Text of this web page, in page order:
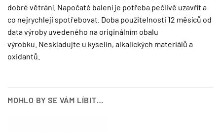
dobré větrání. Napočaté balení je potřeba pečlivě uzavřít a
co nejrychleji spotřebovat. Doba použitelnosti 12 měsíců od
data výroby uvedeného na originálním obalu
výrobku. Neskladujte u kyselin, alkalických materiálů a
oxidantů.
MOHLO BY SE VÁM LÍBIT…